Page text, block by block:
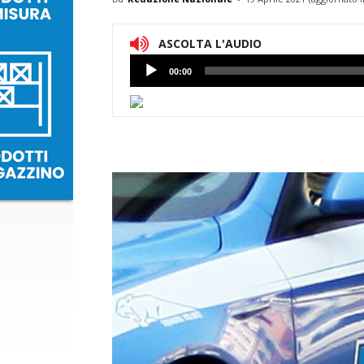
ASCOLTA L'AUDIO
Lettore
Audio
00:00